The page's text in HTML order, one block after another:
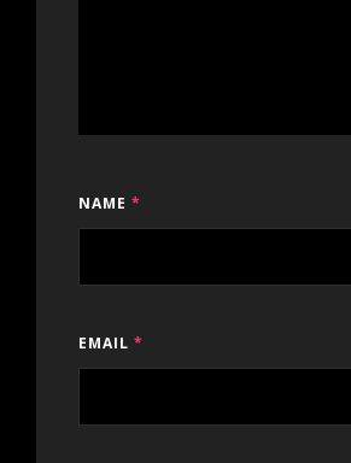
NAME *
EMAIL *